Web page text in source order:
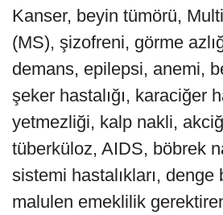
Kanser, beyin tümörü,
(MS), şizofreni, görme
demans, epilepsi, anemi,
şeker hastalığı, karaciğer
yetmezliği, kalp nakli,
tüberküloz, AIDS, böbrek
sistemi hastalıkları, denge
malulen emeklilik